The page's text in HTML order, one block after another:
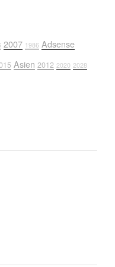
2007 1986 Adsense
Asien 2012 2020 2028